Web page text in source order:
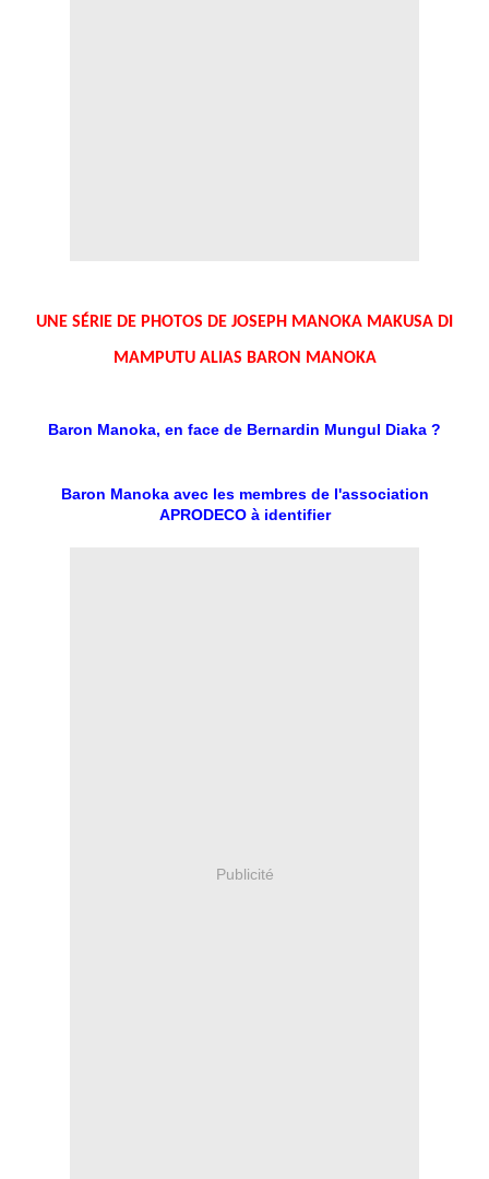
UNE SÉRIE DE PHOTOS DE JOSEPH MANOKA MAKUSA DI
MAMPUTU ALIAS BARON MANOKA
Baron Manoka, en face de Bernardin Mungul Diaka ?
Baron Manoka avec les membres de l'association
APRODECO à identifier
Publicité